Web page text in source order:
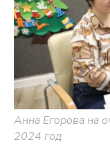
Анна Егорова на
2024 год